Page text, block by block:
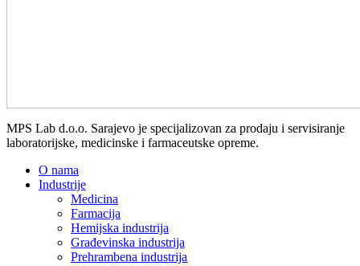
MPS Lab d.o.o. Sarajevo je specijalizovan za prodaju i servisiranje
laboratorijske, medicinske i farmaceutske opreme.
O nama
Industrije
Medicina
Farmacija
Hemijska industrija
Građevinska industrija
Prehrambena industrija